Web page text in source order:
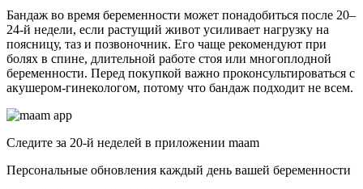
Бандаж во время беременности может понадобиться после 20–
24-й недели, если растущий живот усиливает нагрузку на
поясницу, таз и позвоночник. Его чаще рекомендуют при
болях в спине, длительной работе стоя или многоплодной
беременности. Перед покупкой важно проконсультироваться с
акушером-гинекологом, потому что бандаж подходит не всем.
Следите за 20-й неделей в приложении maam
Персональные обновления каждый день вашей беременности